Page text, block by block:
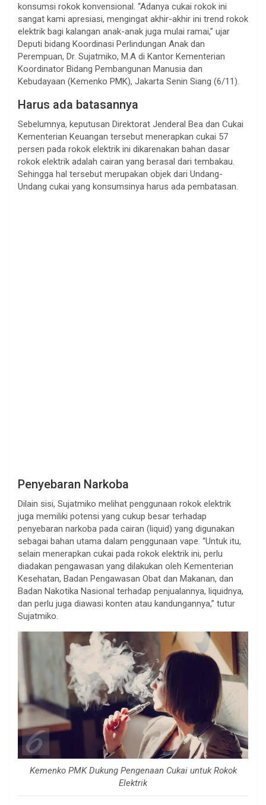
konsumsi rokok konvensional. “Adanya cukai rokok ini
sangat kami apresiasi, mengingat akhir-akhir ini trend rokok
elektrik bagi kalangan anak-anak juga mulai ramai,” ujar
Deputi bidang Koordinasi Perlindungan Anak dan
Perempuan, Dr. Sujatmiko, M.A di Kantor Kementerian
Koordinator Bidang Pembangunan Manusia dan
Kebudayaan (Kemenko PMK), Jakarta Senin Siang (6/11).
Harus ada batasannya
Sebelumnya, keputusan Direktorat Jenderal Bea dan Cukai
Kementerian Keuangan tersebut menerapkan cukai 57
persen pada rokok elektrik ini dikarenakan bahan dasar
rokok elektrik adalah cairan yang berasal dari tembakau.
Sehingga hal tersebut merupakan objek dari Undang-
Undang cukai yang konsumsinya harus ada pembatasan.
Penyebaran Narkoba
Dilain sisi, Sujatmiko melihat penggunaan rokok elektrik
juga memiliki potensi yang cukup besar terhadap
penyebaran narkoba pada cairan (liquid) yang digunakan
sebagai bahan utama dalam penggunaan vape. “Untuk itu,
selain menerapkan cukai pada rokok elektrik ini, perlu
diadakan pengawasan yang dilakukan oleh Kementerian
Kesehatan, Badan Pengawasan Obat dan Makanan, dan
Badan Nakotika Nasional terhadap penjualannya, liquidnya,
dan perlu juga diawasi konten atau kandungannya,” tutur
Sujatmiko.
Kemenko PMK Dukung Pengenaan Cukai untuk Rokok
Elektrik